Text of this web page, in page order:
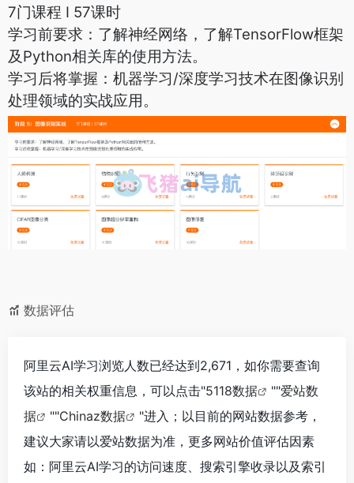
7门课程 I 57课时
学习前要求：了解神经网络，了解TensorFlow框架
及Python相关库的使用方法。
学习后将掌握：机器学习/深度学习技术在图像识别
处理领域的实战应用。
数据评估
阿里云AI学习浏览人数已经达到2,671，如你需要查询
该站的相关权重信息，可以点击"5118数据 ""爱站数
据
""Chinaz数据
"进入；以目前的网站数据参考，
建议大家请以爱站数据为准，更多网站价值评估因素
如：阿里云AI学习的访问速度、搜索引擎收录以及索引